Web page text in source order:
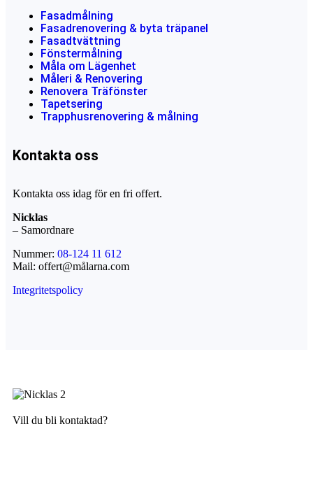
Fasadmålning
Fasadrenovering & byta träpanel
Fasadtvättning
Fönstermålning
Måla om Lägenhet
Måleri & Renovering
Renovera Träfönster
Tapetsering
Trapphusrenovering & målning
Kontakta oss
Kontakta oss idag för en fri offert.
Nicklas
– Samordnare
Nummer: 08-124 11 612
Mail: offert@målarna.com
Integritetspolicy
Vill du bli kontaktad?